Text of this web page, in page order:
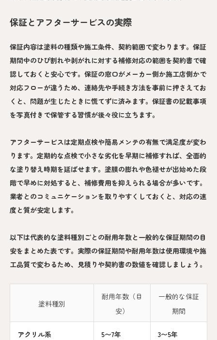
保証とアフターサービスの実際
保証内容は塗料の種類や施工条件、契約範囲で変わります。保証
期間中のひび割れや剥がれに対する補修対応の範囲を契約書で確
認しておくと安心です。保証の窓口がメーカー側か施工店側かで
対応フローが違うため、連絡先や手続き方法を事前に押さえてお
くと、問題が生じたときに慌てずに済みます。保証書の記載事項
を写真付きで保管する習慣が後々役に立ちます。
アフターサービスは定期点検や簡易メンテの有無で満足度が変わ
ります。定期的な点検で小さな劣化を早期に補修すれば、全面的
な塗り替え時期を延ばせます。塗膜の膨れや色褪せが出始めた段
階で早めに対処すると、補修費用を抑えられる場合が多いです。
業者とのコミュニケーションを取りやすくしておくと、対応の速
度と質が安定します。
以下は代表的な塗料種別ごとの耐用年数と一般的な保証期間の目
安をまとめた表です。実際の保証期間や耐用年数は使用環境や施
工品質で変わるため、見積りや契約書の数値を確認しましょう。
塗料種別
耐用年数（目
安）
一般的な保証
期間
アクリル系 5〜7年 3〜5年